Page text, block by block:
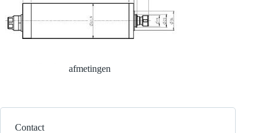
afmetingen
Contact